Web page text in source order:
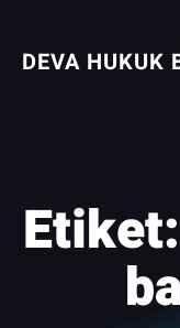
DEVA HUKUK
Etiket: